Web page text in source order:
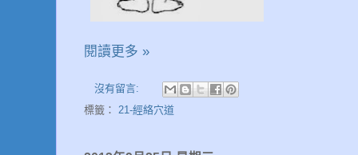
閱讀更多 »
沒有留言:
標籤： 21-經絡穴道